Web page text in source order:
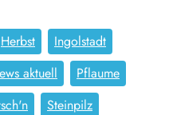
Herbst
Ingolstadt
aktuell
Pflaume
Steinpilz